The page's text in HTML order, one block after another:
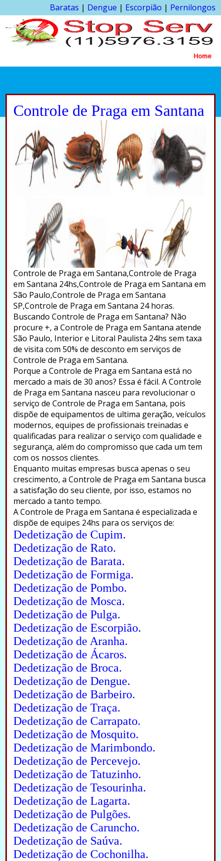
Baratas | Dengue | Escorpião | Pernilongos
Home
Controle de Praga em Santana
Controle de Praga em Santana,Controle de Praga
em Santana 24hs,Controle de Praga em Santana em
São Paulo,Controle de Praga em Santana
SP,Controle de Praga em Santana 24 horas.
Buscando Controle de Praga em Santana? Não
procure +, a Controle de Praga em Santana atende
São Paulo, Interior e Litoral Paulista 24hs sem taxa
de visita com 50% de desconto em serviços de
Controle de Praga em Santana.
Porque a Controle de Praga em Santana está no
mercado a mais de 30 anos? Essa é fácil. A Controle
de Praga em Santana nasceu para revolucionar o
serviço de Controle de Praga em Santana, pois
dispõe de equipamentos de ultima geração, veículos
modernos, equipes de profissionais treinadas e
qualificadas para realizar o serviço com qualidade e
segurança, além do compromisso que cada um tem
com os nossos clientes.
Enquanto muitas empresas busca apenas o seu
crescimento, a Controle de Praga em Santana busca
a satisfação do seu cliente, por isso, estamos no
mercado a tanto tempo.
A Controle de Praga em Santana é especializada e
dispõe de equipes 24hs para os serviços de:
Dedetização de Cupim.
Dedetização de Rato.
Dedetização de Barata.
Dedetização de Formiga.
Dedetização de Pombo.
Dedetização de Mosca.
Dedetização de Pulga.
Dedetização de Escorpião.
Dedetização de Aranha.
Dedetização de Ácaros.
Dedetização de Broca.
Dedetização de Dengue.
Dedetização de Barbeiro.
Dedetização de Traça.
Dedetização de Carrapato.
Dedetização de Mosquito.
Dedetização de Marimbondo.
Dedetização de Percevejo.
Dedetização de Tatuzinho.
Dedetização de Tesourinha.
Dedetização de Lagarta.
Dedetização de Pulgões.
Dedetização de Caruncho.
Dedetização de Saúva.
Dedetização de Cochonilha.